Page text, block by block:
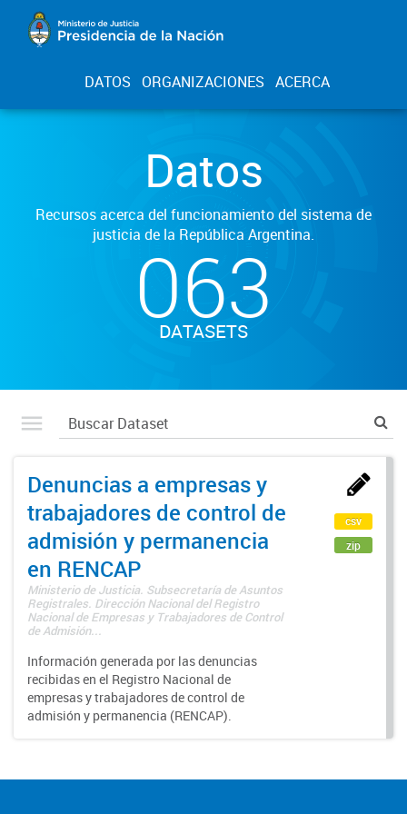
DATOS ORGANIZACIONES ACERCA
Datos
Recursos acerca del funcionamiento del sistema de
justicia de la República Argentina.
063
DATASETS
Denuncias a empresas y
trabajadores de control de
admisión y permanencia
en RENCAP
Ministerio de Justicia. Subsecretaría de Asuntos
Registrales. Dirección Nacional del Registro
Nacional de Empresas y Trabajadores de Control
de Admisión...
Información generada por las denuncias
recibidas en el Registro Nacional de
empresas y trabajadores de control de
admisión y permanencia (RENCAP).
csv
zip